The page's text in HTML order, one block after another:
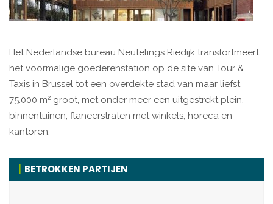
Het Nederlandse bureau Neutelings Riedijk transfortmeert
het voormalige goederenstation op de site van Tour &
Taxis in Brussel tot een overdekte stad van maar liefst
75.000 m2 groot, met onder meer een uitgestrekt plein,
binnentuinen, flaneerstraten met winkels, horeca en
kantoren.
BETROKKEN PARTIJEN